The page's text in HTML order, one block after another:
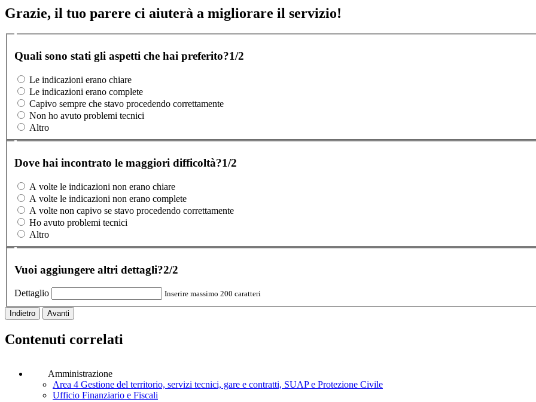
Grazie, il tuo parere ci aiuterà a migliorare il servizio!
Quali sono stati gli aspetti che hai preferito?1/2
Le indicazioni erano chiare
Le indicazioni erano complete
Capivo sempre che stavo procedendo correttamente
Non ho avuto problemi tecnici
Altro
Dove hai incontrato le maggiori difficoltà?1/2
A volte le indicazioni non erano chiare
A volte le indicazioni non erano complete
A volte non capivo se stavo procedendo correttamente
Ho avuto problemi tecnici
Altro
Vuoi aggiungere altri dettagli?2/2
Dettaglio Inserire massimo 200 caratteri
Indietro Avanti
Contenuti correlati
Amministrazione
Area 4 Gestione del territorio, servizi tecnici, gare e contratti, SUAP e Protezione Civile
Ufficio Finanziario e Fiscali